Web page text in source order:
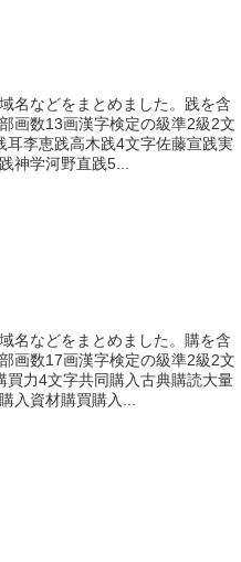
名などをまとめました。践を含
画数13画漢字検定の級準2級2文
李恵践高木践4文字佐藤宣践実
神学河野直践5...
名などをまとめました。購を含
画数17画漢字検定の級準2級2文
力4文字共同購入古典購読大量
入資材購買購入...